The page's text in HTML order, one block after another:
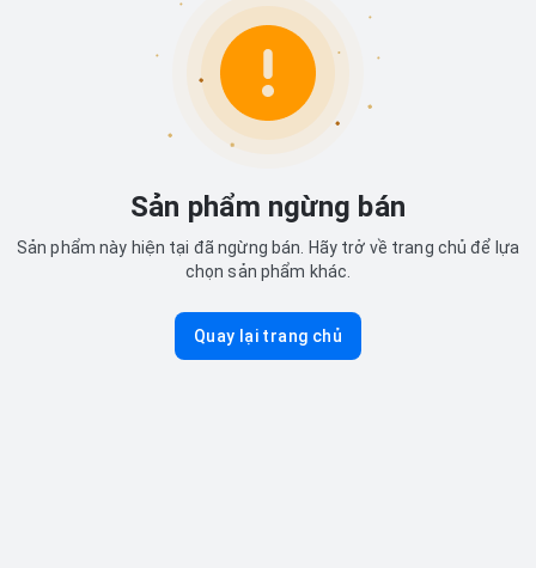
Sản phẩm ngừng bán
Sản phẩm này hiện tại đã ngừng bán. Hãy trở về trang chủ để lựa
chọn sản phẩm khác.
Quay lại trang chủ